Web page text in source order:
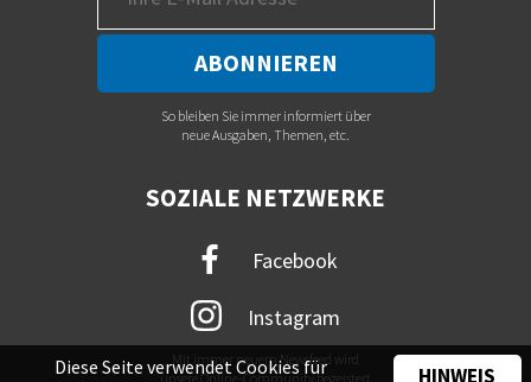
So bleiben Sie immer informiert über
neue Ausgaben, Themen, etc.
SOZIALE NETZWERKE
Facebook
Instagram
Mit immer neuem Newsfeed wird
unsere Online-Community begeistert
Diese Seite verwendet Cookies für
HINWEIS